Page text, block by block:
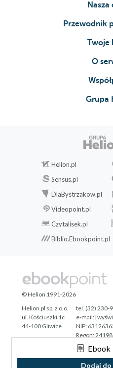
Ebook
Dodaj do
Przewodnik
Twoje
O
Grupa
Helion.pl
Sensus.pl
DlaBystrzakow.pl
Videopoint.pl
Czytalisek.pl
Biblio.Ebookpoint.pl
Tonik.pl
© Helion 1991-2026
Helion.pl sp. z o.o.
ul. Kościuszki 1c
44-100 Gliwice
tel. (32) 230-
e-mail:
NIP:
Regon: